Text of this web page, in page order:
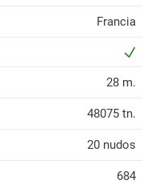
Francia
28 m.
48075 tn.
20 nudos
684